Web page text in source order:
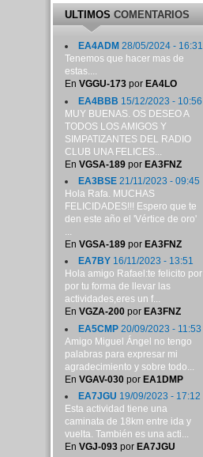
ULTIMOSCOMENTARIOS
EA4ADM 28/05/2024 - 16:31
Tenemos que hacer mas de
estas....
En VGGU-173por EA4LO
EA4BBB 15/12/2023 - 10:56
MUY BUENAS. OS DESEO A
TODOS LOS AMIGOS Y
SIMPATIZANTES DEL RADIO
CLUB UNA FELICES...
En VGSA-189por EA3FNZ
EA3BSE21/11/2023 - 09:45
Hola Rafa. MUCHAS
FELICIDADES!!! Espero que te
den este año el 'Vértice de oro'
...
En VGSA-189por EA3FNZ
EA7BY16/11/2023 - 13:51
Hola amigo Rafael:te felicito por
por tu forma de llevar las
actividades,eres un f...
En VGZA-200por EA3FNZ
EA5CMP20/09/2023 - 11:53
Amigo Miguel Ángel no tengo
palabras para expresar mi
agradecimiento y sobre todo...
En VGAV-030por EA1DMP
EA7JGU 19/09/2023 - 17:12
Esta actividad tiene una
caminata de 18km entre ida y
vuelta. También es una acti...
En VGJ-093por EA7JGU